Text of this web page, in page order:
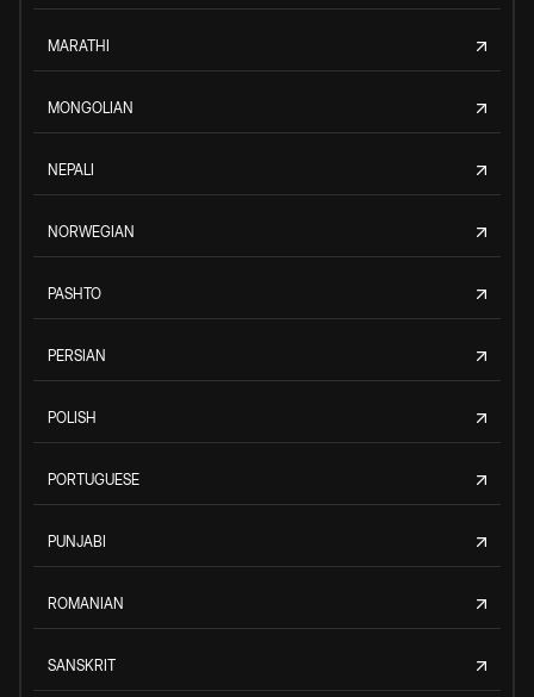
MARATHI
MONGOLIAN
NEPALI
NORWEGIAN
PASHTO
PERSIAN
POLISH
PORTUGUESE
PUNJABI
ROMANIAN
SANSKRIT